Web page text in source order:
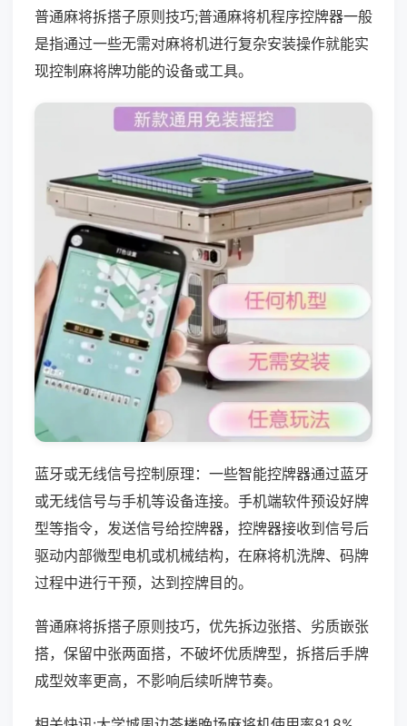
普通麻将拆搭子原则技巧;普通麻将机程序控牌器一般
是指通过一些无需对麻将机进行复杂安装操作就能实
现控制麻将牌功能的设备或工具。
蓝牙或无线信号控制原理：一些智能控牌器通过蓝牙
或无线信号与手机等设备连接。手机端软件预设好牌
型等指令，发送信号给控牌器，控牌器接收到信号后
驱动内部微型电机或机械结构，在麻将机洗牌、码牌
过程中进行干预，达到控牌目的。
普通麻将拆搭子原则技巧，优先拆边张搭、劣质嵌张
搭，保留中张两面搭，不破坏优质牌型，拆搭后手牌
成型效率更高，不影响后续听牌节奏。